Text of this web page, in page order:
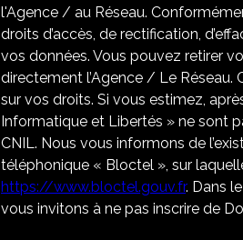
l'Agence / au Réseau.
droits d’accès, de rectification,
vos données. Vous pouvez retirer
directement l’Agence / Le Réseau.
sur vos droits. Si vous estimez,
Informatique et Libertés » ne sont
CNIL. Nous vous informons de
téléphonique « Bloctel », sur
https://www.bloctel.gouv.fr. Dans
vous invitons à ne pas inscrire de